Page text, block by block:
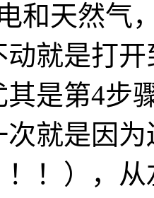
和天然气
就是打
其是第4步
次就是因
！！），